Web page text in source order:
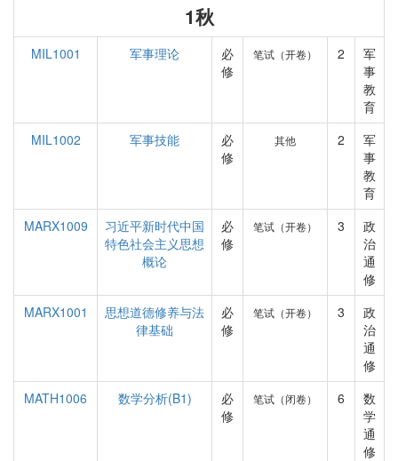
1秋
MIL1001 军事理论
必
修
笔试（开卷） 2
军
事
教
育
MIL1002
军事技能
必
修
其他 2
军
事
教
育
MARX1009
习近平新时代中国
特色社会主义思想
概论
必
修
笔试（开卷） 3
政
治
通
修
MARX1001
思想道德修养与法
律基础
必
修
笔试（开卷） 3
政
治
通
修
MATH1006
数学分析(B1)
必
修
笔试（闭卷） 6
数
学
通
修